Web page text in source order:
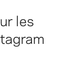
les